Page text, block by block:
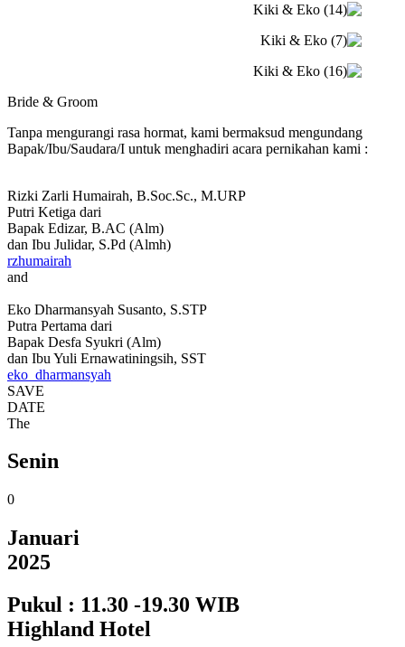
Bride & Groom
Tanpa mengurangi rasa hormat, kami bermaksud mengundang
Bapak/Ibu/Saudara/I untuk menghadiri acara pernikahan kami :
Rizki Zarli Humairah, B.Soc.Sc., M.URP
Putri Ketiga dari
Bapak Edizar, B.AC (Alm)
dan Ibu Julidar, S.Pd (Almh)
rzhumairah
and
Eko Dharmansyah Susanto, S.STP
Putra Pertama dari
Bapak Desfa Syukri (Alm)
dan Ibu Yuli Ernawatiningsih, SST
eko_dharmansyah
SAVE
DATE
The
Senin
0
Januari
2025
Pukul : 11.30 -19.30 WIB
Highland Hotel